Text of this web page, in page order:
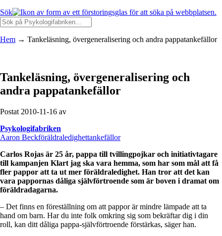
Sök
Hem → Tankeläsning, övergeneralisering och andra pappatankefällor
Tankeläsning, övergeneralisering och
andra pappatankefällor
Postat 2010-11-16 av
Psykologifabriken
Aaron Beckföräldraledighettankefällor
Carlos Rojas är 25 år, pappa till tvillingpojkar och initiativtagare
till kampanjen Klart jag ska vara hemma, som har som mål att få
fler pappor att ta ut mer föräldraledighet. Han tror att det kan
vara pappornas dåliga självförtroende som är boven i dramat om
föräldradagarna.
– Det finns en föreställning om att pappor är mindre lämpade att ta
hand om barn. Har du inte folk omkring sig som bekräftar dig i din
roll, kan ditt dåliga pappa-självförtroende förstärkas, säger han.